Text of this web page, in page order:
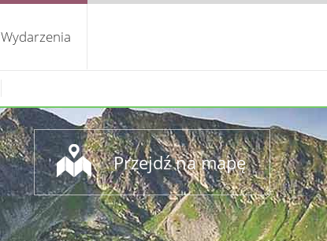
Wydarzenia
Przejdź na mapę